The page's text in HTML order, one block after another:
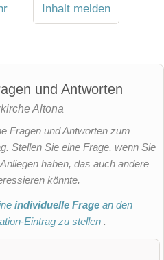
Inhalt melden
und Antworten
Altona
Fragen und Antworten zum
Stellen Sie eine Frage, wenn Sie
haben, das auch andere
könnte.
individuelle Frage an den
Eintrag zu stellen .